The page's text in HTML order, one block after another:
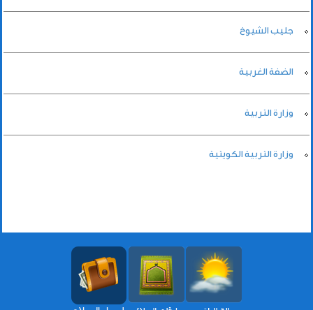
جليب الشيوخ
الضفة الغربية
وزارة التربية
وزارة التربية الكويتية